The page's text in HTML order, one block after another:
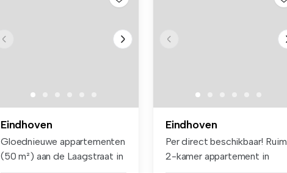
Eindhoven
Gloednieuwe appartementen
(50 m²) aan de Laagstraat in
Eindhoven
Per direct beschikbaar! Ruim
2-kamer appartement in